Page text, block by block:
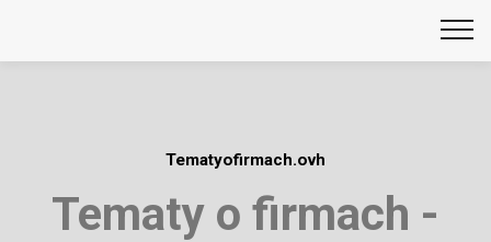
Tematyofirmach.ovh
Tematy o firmach -